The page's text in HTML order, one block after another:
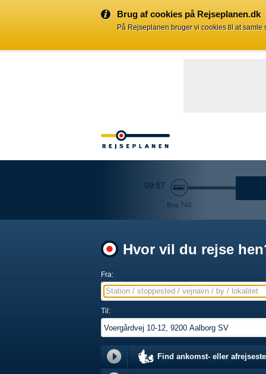
Brug af cookies på Rejseplanen.dk
På Rejseplanen bruger vi cookies til at
Hvor vil du rejse
Fra:
Station / stoppested / vejnavn / by / lokalitet
Til:
Find ankomst- eller